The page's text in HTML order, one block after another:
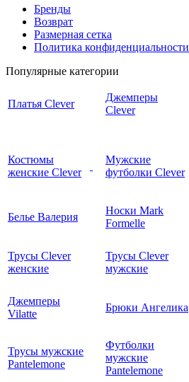
Бренды
Возврат
Размерная сетка
Политика конфиденциальности
Популярные категории
Платья Clever
Джемперы
Clever
Костюмы
женские Clever
Мужские
футболки Clever
Белье Валерия
Носки Mark
Formelle
Трусы Clever
женские
Трусы Clever
мужские
Джемперы
Vilatte
Брюки Ангелика
Трусы мужские
Pantelemone
Футболки
мужские
Pantelemone